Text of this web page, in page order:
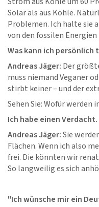
Solar als aus Kohle.
Problemen. Ich halte sie
von den fossilen
Was kann ich persönlich
Andreas Jäger: Der
muss niemand Veganer
stirbt keiner – und der
Sehen Sie: Wofür
Ich habe einen
Andreas Jäger:Sie
Flächen. Wenn ich also
frei. Die könnten wir
So langweilig es sich
"Ich wünsche mir ein